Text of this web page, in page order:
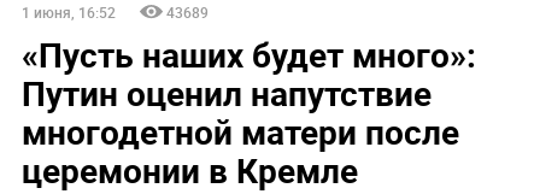
1 июня, 16:52 43689
«Пусть наших будет много»:
Путин оценил напутствие
многодетной матери после
церемонии в Кремле